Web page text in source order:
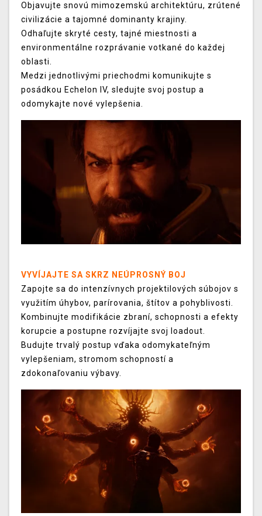
Objavujte snovú mimozemskú architektúru, zrútené
civilizácie a tajomné dominanty krajiny.
Odhaľujte skryté cesty, tajné miestnosti a
environmentálne rozprávanie votkané do každej
oblasti.
Medzi jednotlivými priechodmi komunikujte s
posádkou Echelon IV, sledujte svoj postup a
odomykajte nové vylepšenia.
VYVÍJAJTE SA SKRZ NEÚPROSNÝ BOJ
Zapojte sa do intenzívnych projektilových súbojov s
využitím úhybov, parírovania, štítov a pohyblivosti.
Kombinujte modifikácie zbraní, schopnosti a efekty
korupcie a postupne rozvíjajte svoj loadout.
Budujte trvalý postup vďaka odomykateľným
vylepšeniam, stromom schopností a
zdokonaľovaniu výbavy.